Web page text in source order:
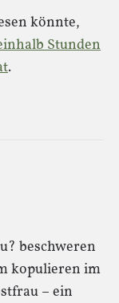
könnte,
Stunden
.
beschweren
kopulieren im
– ein